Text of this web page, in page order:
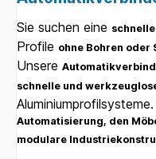
Sie suchen eine
Profile ohne Bohren oder
Unsere
schnelle und
Automatisierung, den
modulare